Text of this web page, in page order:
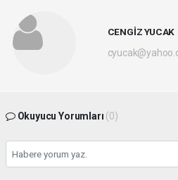
CENGİZ YUCAK
Okuyucu Yorumları (0)